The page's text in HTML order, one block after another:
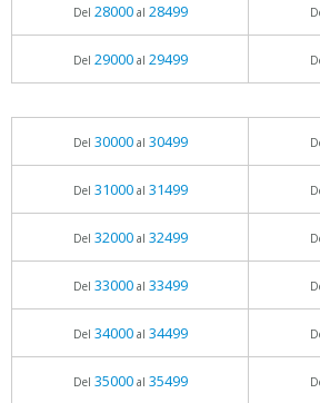
Del 28000al 28499
Del 29000al 29499
Del 30000al 30499
Del 31000al 31499
Del 32000al 32499
Del 33000al 33499
Del 34000al 34499
Del 35000al 35499